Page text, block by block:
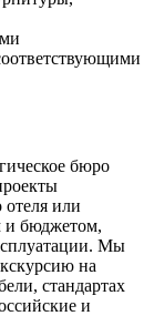
бюро
или
и бюджетом,
Мы
на
стандартах
и